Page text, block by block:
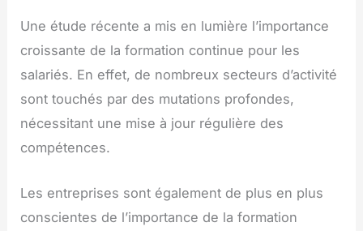
Une étude récente a mis en lumière l’importance
croissante de la formation continue pour les
salariés. En effet, de nombreux secteurs d’activité
sont touchés par des mutations profondes,
nécessitant une mise à jour régulière des
compétences.
Les entreprises sont également de plus en plus
conscientes de l’importance de la formation